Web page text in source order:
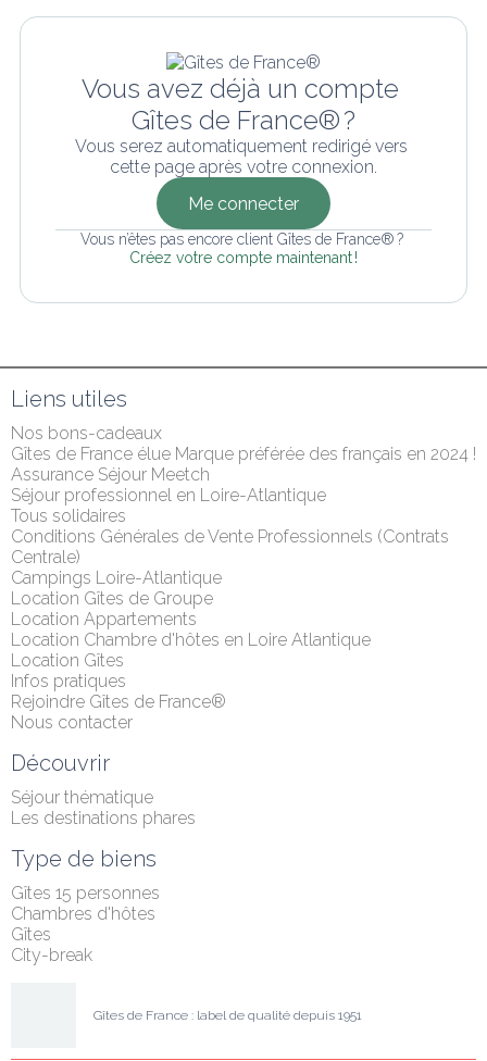
Vous avez déjà un compte
Gîtes de France® ?
Vous serez automatiquement redirigé vers
cette page après votre connexion.
Me connecter
Vous n’êtes pas encore client Gîtes de France® ?
Créez votre compte maintenant !
Liens utiles
Nos bons-cadeaux
Gîtes de France élue Marque préférée des français en 2024 !
Assurance Séjour Meetch
Séjour professionnel en Loire-Atlantique
Tous solidaires
Conditions Générales de Vente Professionnels (Contrats
Centrale)
Campings Loire-Atlantique
Location Gîtes de Groupe
Location Appartements
Location Chambre d'hôtes en Loire Atlantique
Location Gîtes
Infos pratiques
Rejoindre Gîtes de France®
Nous contacter
Découvrir
Séjour thématique
Les destinations phares
Type de biens
Gîtes 15 personnes
Chambres d'hôtes
Gîtes
City-break
Gîtes de France : label de qualité depuis 1951